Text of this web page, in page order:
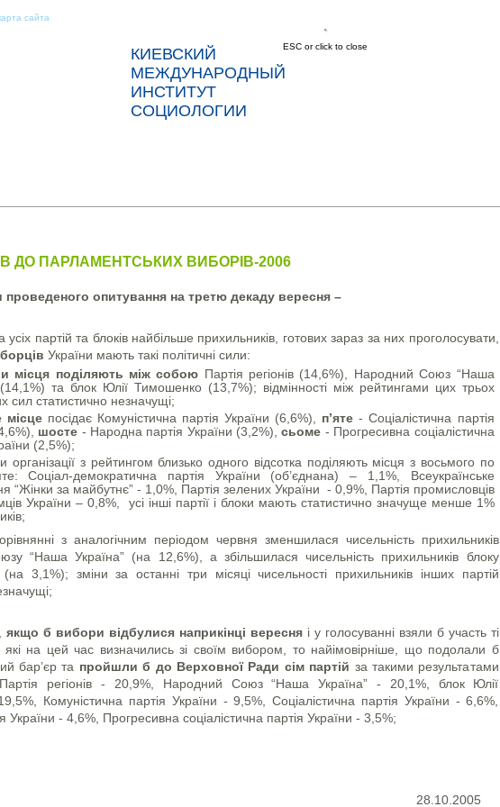
сайта
КИЕВСКИЙ
МЕЖДУНАРОДНЫЙ
ИНСТИТУТ
СОЦИОЛОГИИ
ESC or click to close
ДО ПАРЛАМЕНТСЬКИХ ВИБОРІВ-2006
опитування на третю декаду вересня –
партій та блоків найбільше прихильників, готових зараз за них проголосувати,
України мають такі політичні сили:
місця поділяють між собою Партія регіонів (14,6%), Народний Союз “Наша
(14,1%) та блок Юлії Тимошенко (13,7%); відмінності між рейтингами цих трьох
сил статистично незначущі;
місцепосідає Комуністична партія України (6,6%), п’яте - Соціалістична партія
шосте - Народна партія України (3,2%),сьоме - Прогресивна соціалістична
(2,5%);
організації з рейтингом близько одного відсотка поділяють місця з восьмого по
Соціал-демократична партія України (об’єднана) – 1,1%, Всеукраїнське
“Жінки за майбутнє” - 1,0%, Партія зелених України - 0,9%, Партія промисловців
України – 0,8%, усі інші партії і блоки мають статистично значуще менше 1%
з аналогічним періодом червня зменшилася чисельність прихильників
“Наша Україна” (на 12,6%), а збільшилася чисельність прихильників блоку
3,1%); зміни за останні три місяці чисельності прихильників інших партій
якщо б вибори відбулися наприкінці вересняі у голосуванні взяли б участь ті
які на цей час визначились зі своїм вибором, то найімовірніше, що подолали б
бар’єр та пройшли б до Верховної Ради сім партій за такими результатами
Партія регіонів - 20,9%, Народний Союз “Наша Україна” - 20,1%, блок Юлії
Комуністична партія України - 9,5%, Соціалістична партія України - 6,6%,
України - 4,6%, Прогресивна соціалістична партія України - 3,5%;
28.10.2005